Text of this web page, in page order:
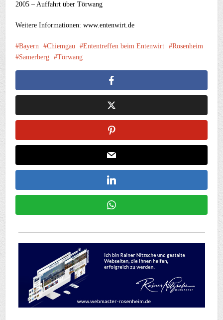
2005 – Auffahrt über Törwang
Weitere Informationen: www.entenwirt.de
Bayern Chiemgau Ententreffen beim Entenwirt
Rosenheim
Samerberg
Törwang